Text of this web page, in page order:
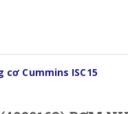
cơ Cummins ISC15